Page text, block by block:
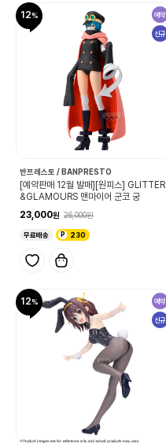
12 예약
신규
반프레스토 / BANPRESTO
[예약판매 12월 발매][원피스] GLITTER
&GLAMOURS 맨마이어 군코 궁
23,000
26,000
무료배송 230
12 예약
신규